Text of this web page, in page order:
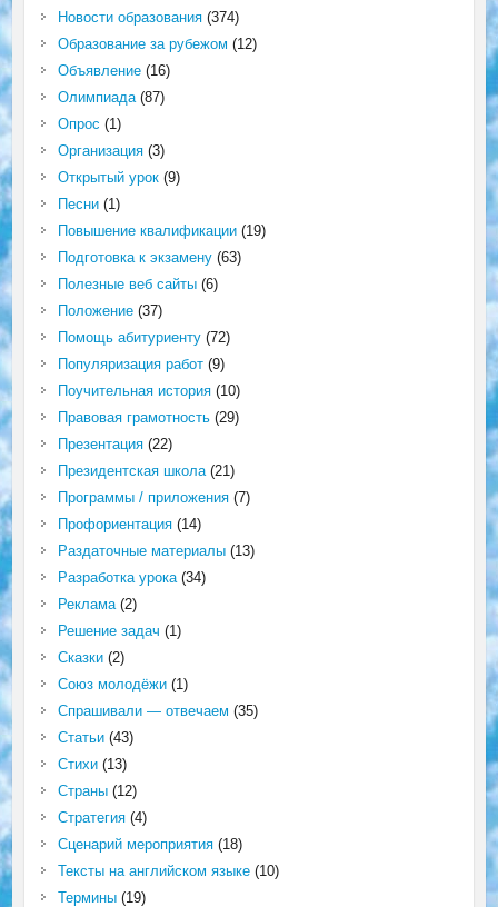
Новости образования(374)
Образование за рубежом (12)
Объявление(16)
Олимпиада(87)
Опрос (1)
Организация(3)
Открытый урок(9)
Песни(1)
Повышение квалификации(19)
Подготовка к экзамену(63)
Полезные веб сайты(6)
Положение(37)
Помощь абитуриенту(72)
Популяризация работ(9)
Поучительная история(10)
Правовая грамотность(29)
Презентация(22)
Президентская школа(21)
Программы / приложения(7)
Профориентация(14)
Раздаточные материалы(13)
Разработка урока(34)
Реклама(2)
Решение задач (1)
Сказки(2)
Союз молодёжи(1)
Спрашивали — отвечаем (35)
Статьи(43)
Стихи(13)
Страны(12)
Стратегия(4)
Сценарий мероприятия(18)
Тексты на английском языке(10)
Термины(19)